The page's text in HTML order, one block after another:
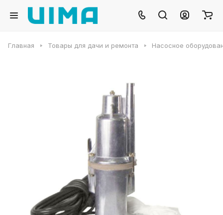
Главная Товары для дачи и ремонта Насосное